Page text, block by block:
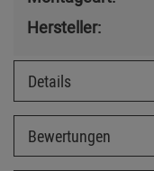
Hersteller:
Details
Bewertungen